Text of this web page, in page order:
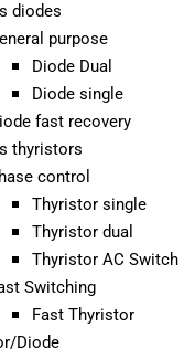
diodes
purpose
Diode Dual
Diode single
fast recovery
thyristors
control
Thyristor single
Thyristor dual
Thyristor AC Switch
Switching
Fast Thyristor
Diode